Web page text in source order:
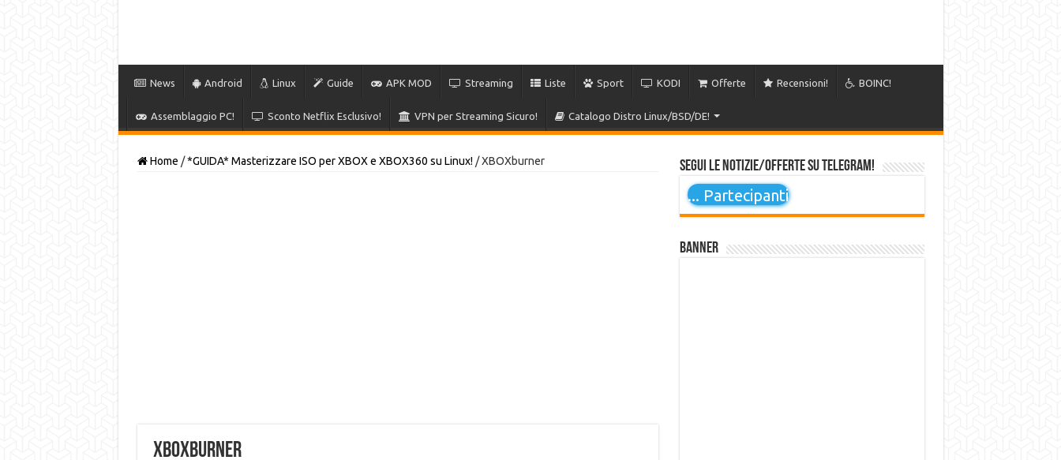
News Android Linux Guide APK MOD Streaming Liste Sport KODI Offerte Recensioni! BOINC!
Assemblaggio PC! Sconto Netflix Esclusivo! VPN per Streaming Sicuro! Catalogo Distro Linux/BSD/DE!
Home / *GUIDA* Masterizzare ISO per XBOX e XBOX360 su Linux! / XBOXburner
XBOXburner
Segui le notizie/offerte su Telegram!
... Partecipanti
Banner